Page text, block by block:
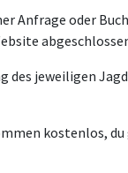
Anfrage oder
des jeweiligen
kostenlos,